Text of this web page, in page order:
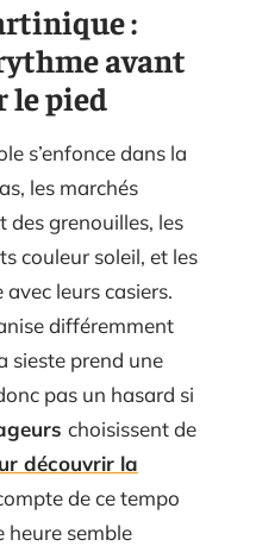
:
avant
le pied
s’enfonce dans la
les marchés
des grenouilles, les
couleur soleil, et les
leurs casiers.
différemment
sieste prend une
pas un hasard si
choisissent de
découvrir la
de ce tempo
heure semble